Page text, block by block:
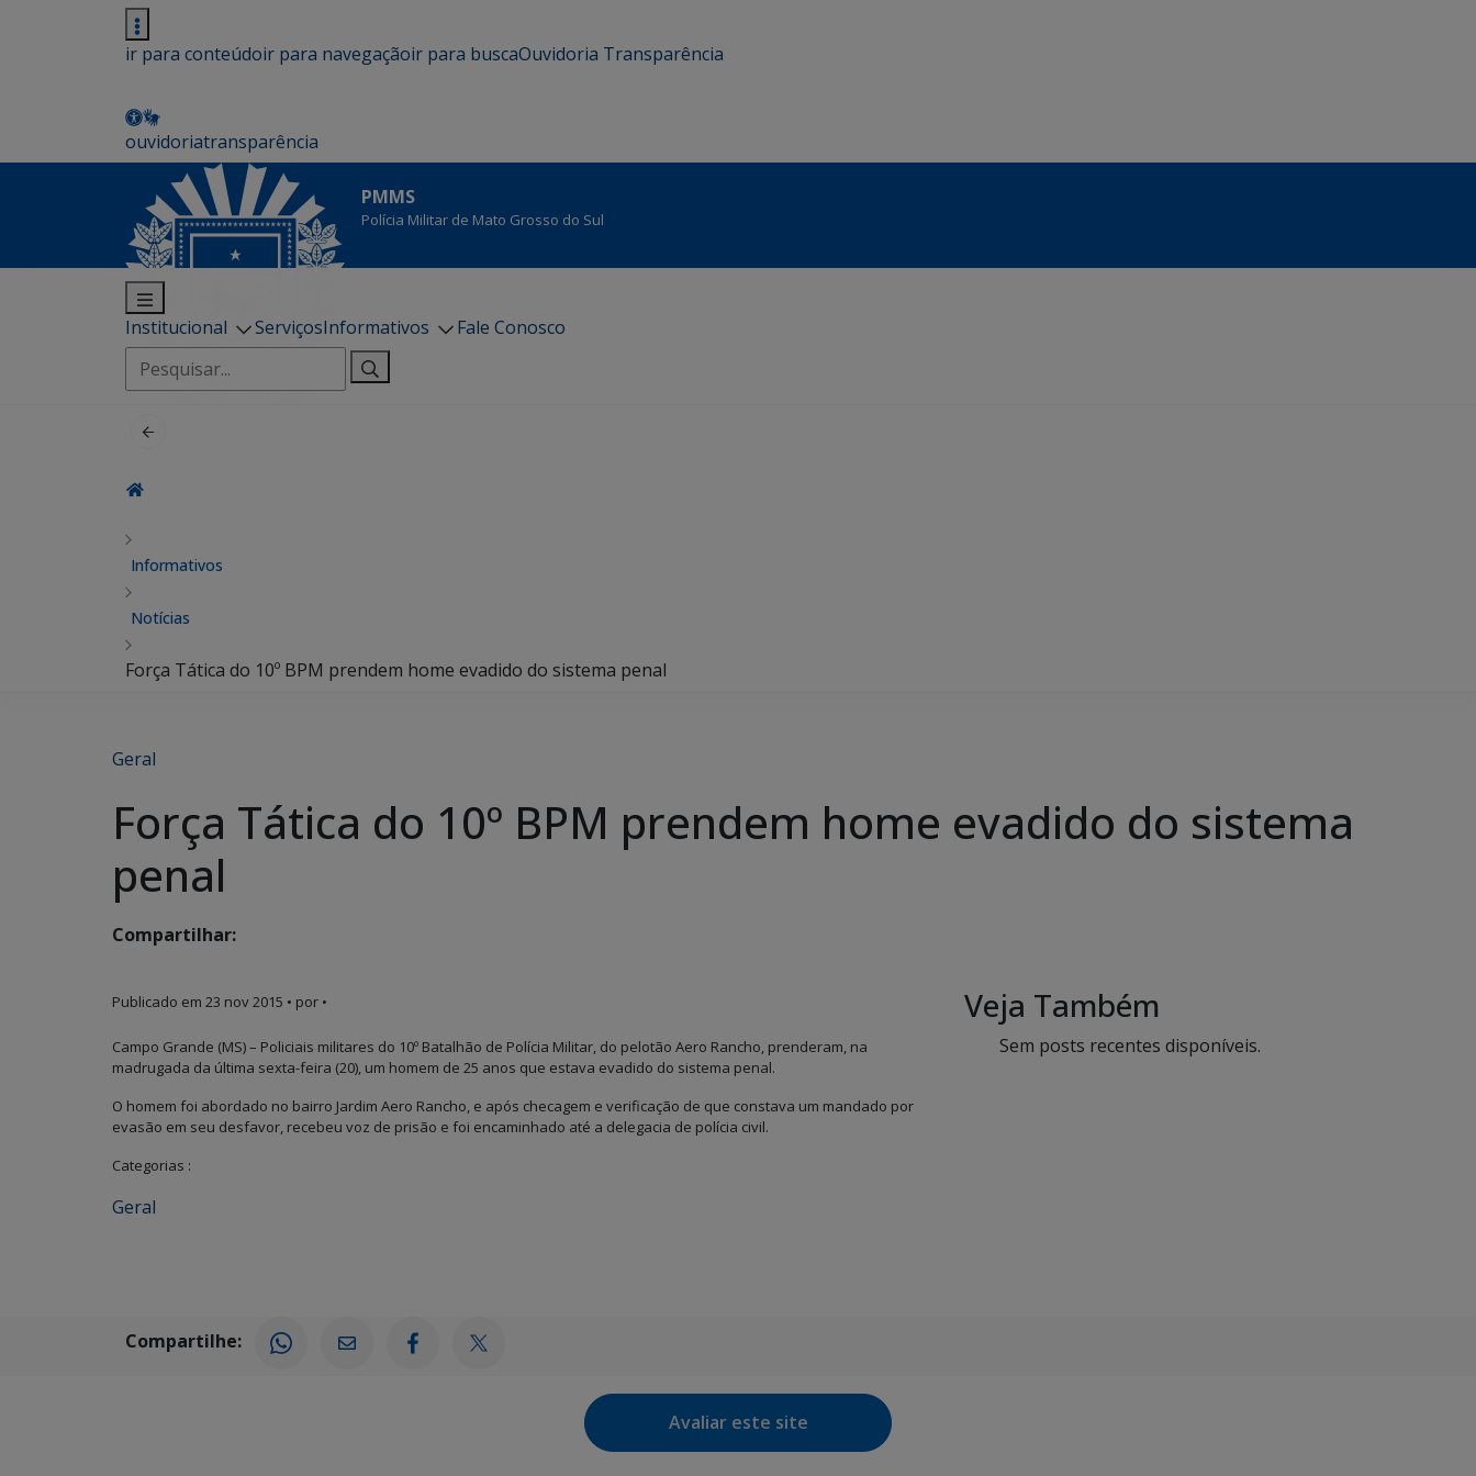
ir para conteúdoir para navegaçãoir para buscaOuvidoria Transparência
ouvidoriatransparência
PMMS
Polícia Militar de Mato Grosso do Sul
Institucional ServiçosInformativos
Fale Conosco
Pesquisar
por:
Informativos
Notícias
Força Tática do 10º BPM prendem home evadido do sistema penal
Geral
Força Tática do 10º BPM prendem home evadido do sistema
penal
Compartilhar:
Publicado em 23 nov 2015 • por •
Campo Grande (MS) – Policiais militares do 10º Batalhão de Polícia Militar, do pelotão Aero Rancho, prenderam, na
madrugada da última sexta-feira (20), um homem de 25 anos que estava evadido do sistema penal.
O homem foi abordado no bairro Jardim Aero Rancho, e após checagem e verificação de que constava um mandado por
evasão em seu desfavor, recebeu voz de prisão e foi encaminhado até a delegacia de polícia civil.
Categorias :
Geral
Veja Também
Sem posts recentes disponíveis.
Compartilhe:
Avaliar este site